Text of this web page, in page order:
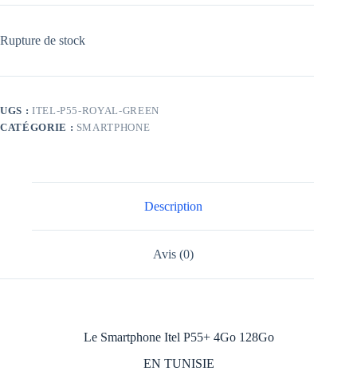
Rupture de stock
UGS : ITEL-P55-ROYAL-GREEN
CATÉGORIE : SMARTPHONE
Description
Avis (0)
Le Smartphone Itel P55+ 4Go 128Go
EN TUNISIE